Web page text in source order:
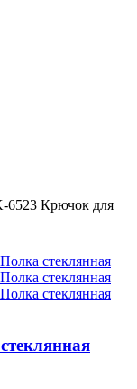
6523 Крючок для